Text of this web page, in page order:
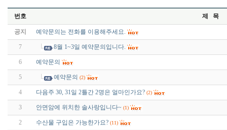
번호 제 목
공지 예약문의는 전화를 이용해주세요.
7 8월 1~3일 예약문의입니다.
6 예약문의
5 예약문의 (2)
4 다음주 30, 31일 2틀간 2명은 얼마인가요? (2)
3 안면암에 위치한 솔사랑입니다~ (1)
2 수산물 구입은 가능한가요? (11)